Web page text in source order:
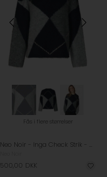
Fås i flere størrelser
Neo Noir - Inga Check Strik - Navy
500,00 DKK